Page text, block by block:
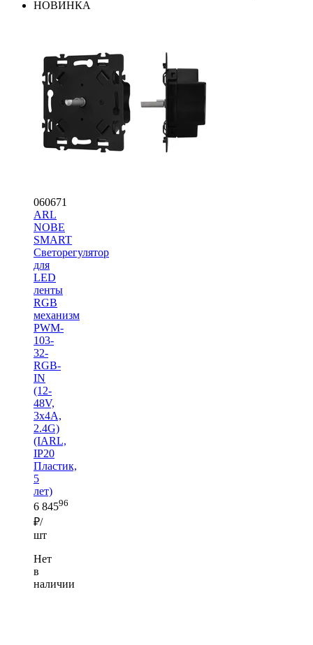
НОВИНКА
060671
ARL
NOBE
SMART
Светорегулятор
для
LED
ленты
RGB
механизм
PWM-
103-
32-
RGB-
IN
(12-
48V,
3x4A,
2.4G)
(IARL,
IP20
Пластик,
5
лет)
6 84596
₽/
шт
Нет
в
наличии